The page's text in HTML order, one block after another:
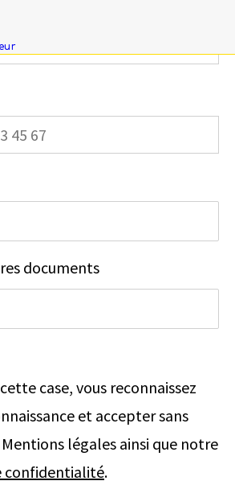
documents
case, vous reconnaissez
et accepter sans
Mentions légales ainsi que notre
confidentialité.